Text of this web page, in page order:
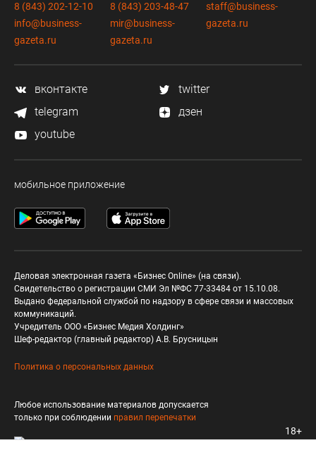
8 (843) 202-12-10
info@business-
gazeta.ru
8 (843) 203-48-47
mir@business-
gazeta.ru
staff@business-
gazeta.ru
вконтакте
twitter
telegram
дзен
youtube
мобильное приложение
Деловая электронная газета «Бизнес Online» (на связи).
Свидетельство о регистрации СМИ Эл №ФС 77-33484 от 15.10.08.
Выдано федеральной службой по надзору в сфере связи и массовых
коммуникаций.
Учредитель ООО «Бизнес Медия Холдинг»
Шеф-редактор (главный редактор) А.В. Брусницын
Политика о персональных данных
Любое использование материалов допускается
только при соблюдении правил перепечатки
18+